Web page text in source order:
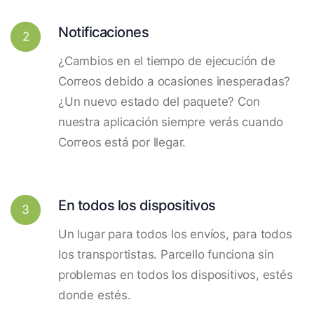
2 Notificaciones
¿Cambios en el tiempo de ejecución de
Correos debido a ocasiones inesperadas?
¿Un nuevo estado del paquete? Con
nuestra aplicación siempre verás cuando
Correos está por llegar.
3 En todos los dispositivos
Un lugar para todos los envíos, para todos
los transportistas. Parcello funciona sin
problemas en todos los dispositivos, estés
donde estés.